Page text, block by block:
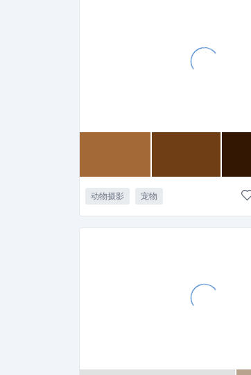
动物摄影 宠物